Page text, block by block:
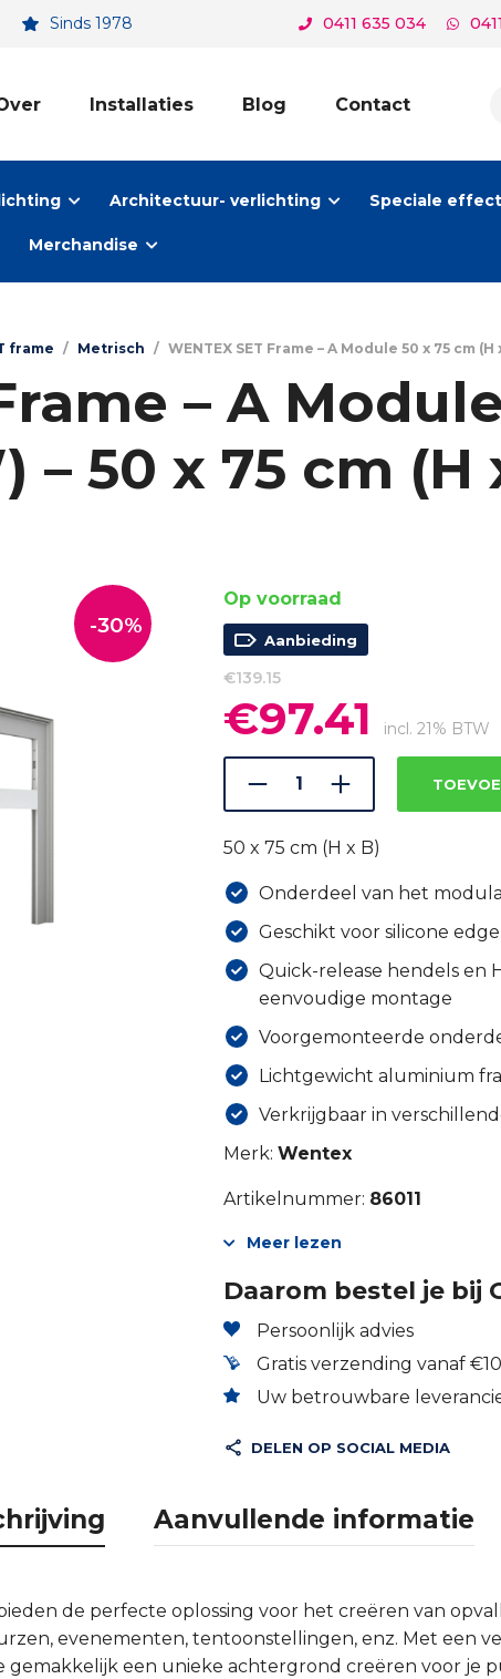
Sinds 1978 0411 635 034
Installaties Blog Contact
Architectuur- verlichting Speciale
Merchandise
frame / Metrisch / WENTEX SET Frame – A Module 50 x 75 cm (H
– A
– 50 x 75 cm (H
-30%
Op voorraad
Aanbieding
€139.15
Oorspronkelijke
prijs
was:
€139.15.
€97.41 prijs
is:
€97.41.
incl. 21% BTW
50 x 75 cm (H x B)
Onderdeel van het
Geschikt voor silicone edge
Quick-release hendels en
eenvoudige montage
Voorgemonteerde
Lichtgewicht aluminium
Verkrijgbaar in
Merk: Wentex
Artikelnummer: 86011
Meer lezen
Daarom bestel je bij
Persoonlijk advies
Gratis verzending vanaf
Uw betrouwbare
DELEN OP SOCIAL MEDIA
Aanvullende informatie
de perfecte oplossing voor het creëren van
evenementen, tentoonstellingen, enz. Met een
een unieke achtergrond creëren voor je